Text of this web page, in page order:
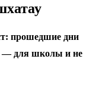
прошедшие дни
— для школы и не